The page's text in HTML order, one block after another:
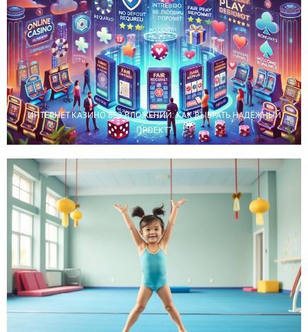
ИНТЕРНЕТ КАЗИНО БЕЗ ВЛОЖЕНИЙ: КАК ВЫБРАТЬ НАДЁЖНЫЙ
ПРОЕКТ?